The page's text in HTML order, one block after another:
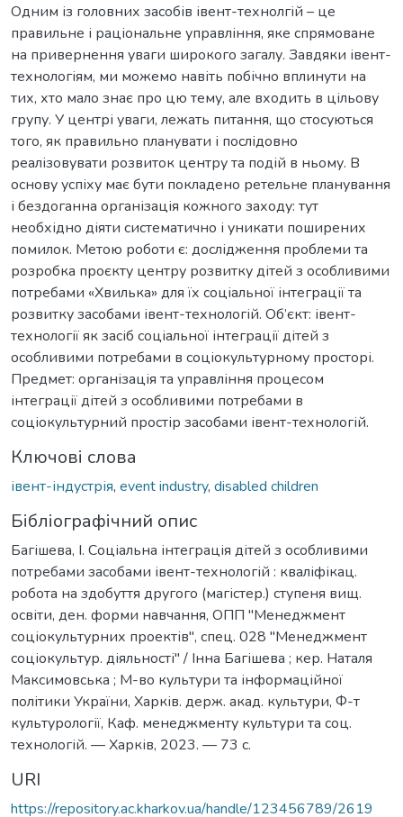
Одним із головних засобів івент-технолгій – це
правильне і раціональне управління, яке спрямоване
на привернення уваги широкого загалу. Завдяки івент-
технологіям, ми можемо навіть побічно вплинути на
тих, хто мало знає про цю тему, але входить в цільову
групу. У центрі уваги, лежать питання, що стосуються
того, як правильно планувати і послідовно
реалізовувати розвиток центру та подій в ньому. В
основу успіху має бути покладено ретельне планування
і бездоганна організація кожного заходу: тут
необхідно діяти систематично і уникати поширених
помилок. Метою роботи є: дослідження проблеми та
розробка проєкту центру розвитку дітей з особливими
потребами «Хвилька» для їх соціальної інтеграції та
розвитку засобами івент-технологій. Об’єкт: івент-
технології як засіб соціальної інтеграції дітей з
особливими потребами в соціокультурному просторі.
Предмет: організація та управління процесом
інтеграції дітей з особливими потребами в
соціокультурний простір засобами івент-технологій.
Ключові слова
івент-індустрія, event industry, disabled children
Бібліографічний опис
Багішева, І. Соціальна інтеграція дітей з особливими
потребами засобами івент-технологій : кваліфікац.
робота на здобуття другого (магістер.) ступеня вищ.
освіти, ден. форми навчання, ОПП "Менеджмент
соціокультурних проектів", спец. 028 "Менеджмент
соціокультур. діяльності" / Інна Багішева ; кер. Наталя
Максимовська ; М-во культури та інформаційної
політики України, Харків. держ. акад. культури, Ф-т
культурології, Каф. менеджменту культури та соц.
технологій. — Харків, 2023. — 73 с.
URI
https://repository.ac.kharkov.ua/handle/123456789/2619